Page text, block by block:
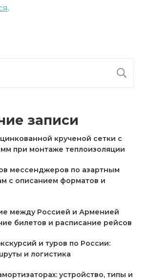
.
записи
крученой сетки с
мм при монтаже теплоизоляции
мессенджеров по азартным
с описанием форматов и
между Россией и Арменией
билетов и расписание рейсов
и туров по России:
и логистика
устройство, типы и